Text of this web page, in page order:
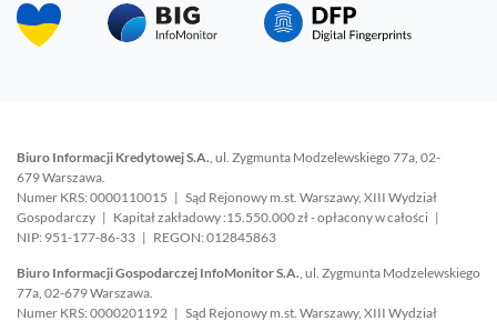
Biuro Informacji Kredytowej S.A. , ul. Zygmunta Modzelewskiego 77a, 02-
679 Warszawa.
Numer KRS: 0000110015 | Sąd Rejonowy m.st. Warszawy, XIII Wydział
Gospodarczy | Kapitał zakładowy :15.550.000 zł - opłacony w całości |
NIP: 951-177-86-33 | REGON: 012845863
Biuro Informacji Gospodarczej InfoMonitor S.A. , ul. Zygmunta Modzelewskiego
77a, 02-679 Warszawa.
Numer KRS: 0000201192 | Sąd Rejonowy m.st. Warszawy, XIII Wydział